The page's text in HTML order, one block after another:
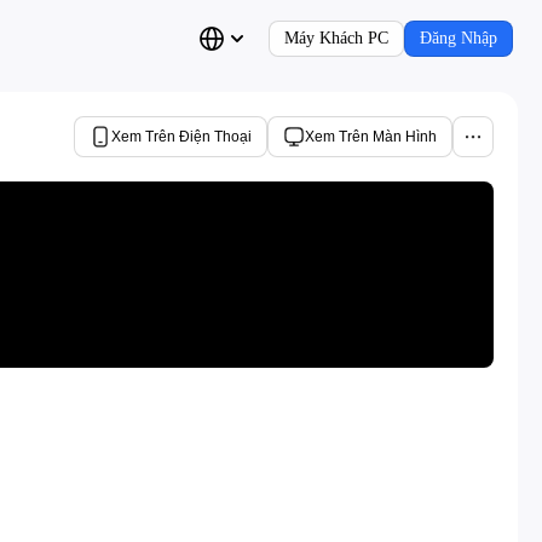
Máy Khách PC Đăng Nhập
Xem Trên Điện Thoại Xem Trên Màn Hình